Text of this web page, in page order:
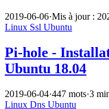
2019-06-06·Mis à jour :
Linux Ssl Ubuntu
Pi-hole -
Ubuntu 18.04
2019-06-04·447 mots·3
Linux Dns Ubuntu